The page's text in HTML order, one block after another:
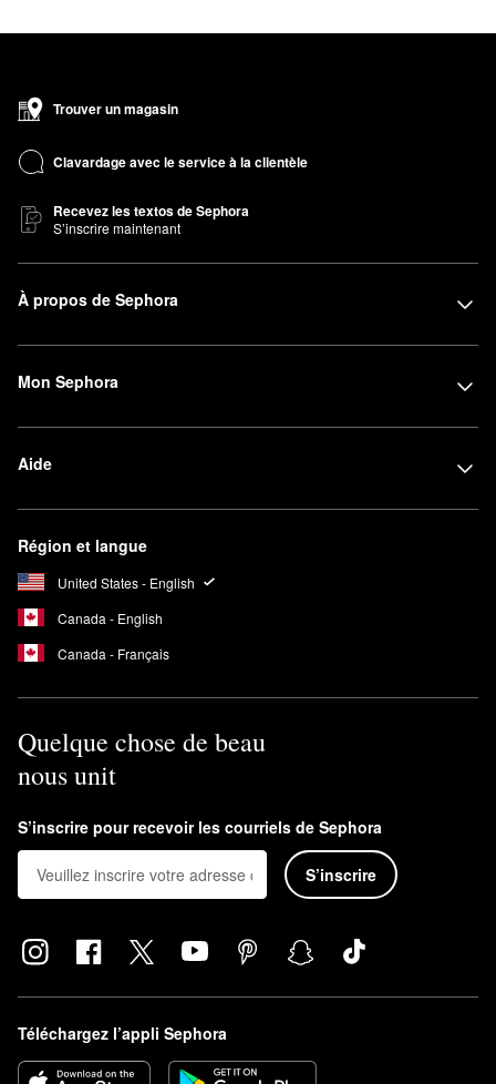
Trouver un magasin
Clavardage avec le service à la clientèle
Recevez les textos de Sephora
S’inscrire maintenant
À propos de Sephora
Mon Sephora
Aide
Région et langue
United States - English
Canada - English
Canada - Français
Quelque chose de beau
nous unit
S’inscrire pour recevoir les courriels de Sephora
S’inscrire
Téléchargez l’appli Sephora